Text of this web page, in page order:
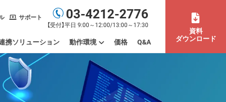
サポート 03-4212-2776
【受付】平日 9:00～12:00/13:00～17:30
末の利用場所まで管理したい
まとめて管理したい
イスを一元管理したい
デートやパッチを管理したい
ISMS認証取得を効率化したい
活用したい
間労働）を管理したい
携ソリューション 動作環境
動作環境
制限事項
価格 Q&A
資料
ダウンロード